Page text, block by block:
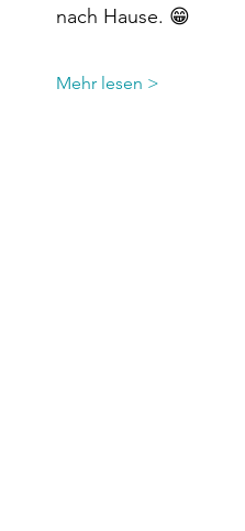
nach Hause. 😁
Mehr lesen >